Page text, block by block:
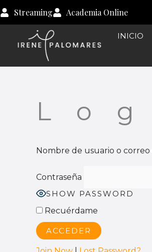
Ir
contenido
Streaming Academia Online
INICIO
Nombre de usuario o
Contraseña
SHOW PASSWORD
Recuérdame